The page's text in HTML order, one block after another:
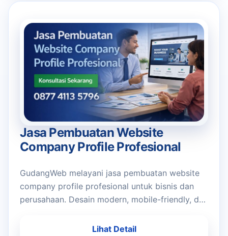
Jasa Pembuatan Website
Company Profile Profesional
GudangWeb melayani jasa pembuatan website
company profile profesional untuk bisnis dan
perusahaan. Desain modern, mobile-friendly, dan
Lihat Detail